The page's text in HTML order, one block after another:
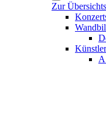
Zur